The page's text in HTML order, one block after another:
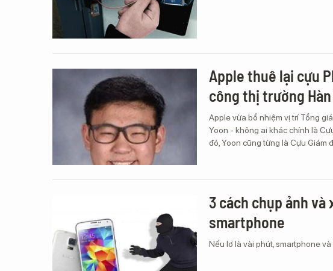
Apple thuê lại cựu
công thị trường
Apple vừa bổ nhiệm vị trí Tổng
Yoon - không ai khác chính là
đó, Yoon cũng từng là Cựu Giám
3 cách chụp ảnh
smartphone
Nếu lơ là vài phút, smartphone